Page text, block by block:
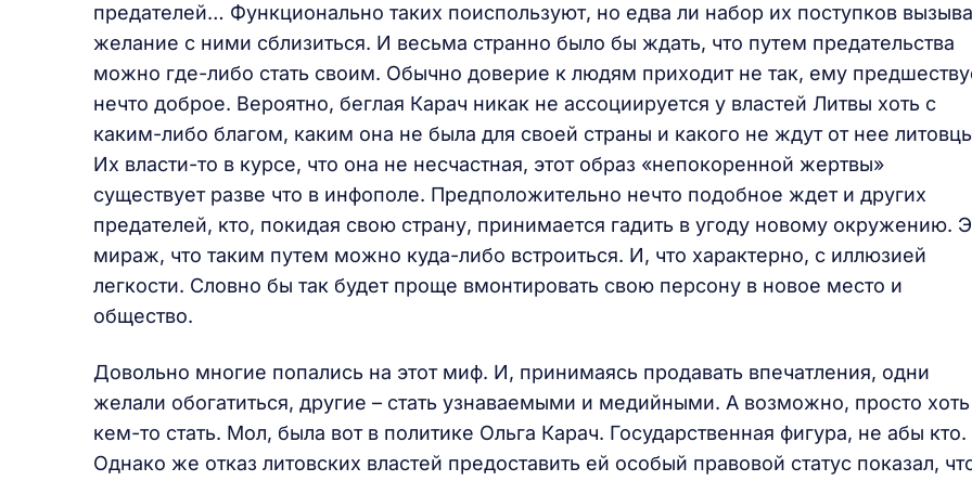
предателей… Функционально таких поиспользуют, но едва ли набор их поступков
желание с ними сблизиться. И весьма странно было бы ждать, что путем предательства
можно где-либо стать своим. Обычно доверие к людям приходит не так, ему
нечто доброе. Вероятно, беглая Карач никак не ассоциируется у властей Литвы хоть с
каким-либо благом, каким она не была для своей страны и какого не ждут от нее
Их власти-то в курсе, что она не несчастная, этот образ «непокоренной жертвы»
существует разве что в инфополе. Предположительно нечто подобное ждет и других
предателей, кто, покидая свою страну, принимается гадить в угоду новому окружению.
мираж, что таким путем можно куда-либо встроиться. И, что характерно, с иллюзией
легкости. Словно бы так будет проще вмонтировать свою персону в новое место и
общество.
Довольно многие попались на этот миф. И, принимаясь продавать впечатления, одни
желали обогатиться, другие – стать узнаваемыми и медийными. А возможно, просто хоть
кем-то стать. Мол, была вот в политике Ольга Карач. Государственная фигура, не абы кто.
Однако же отказ литовских властей предоставить ей особый правовой статус показал,